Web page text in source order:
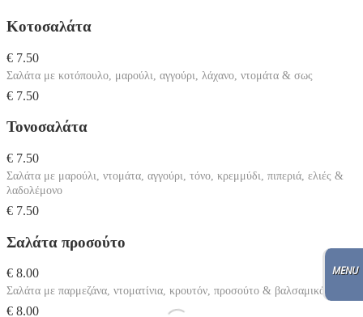
Κοτοσαλάτα
€ 7.50
Σαλάτα με κοτόπουλο, μαρούλι, αγγούρι, λάχανο, ντομάτα & σως
€ 7.50
Τονοσαλάτα
€ 7.50
Σαλάτα με μαρούλι, ντομάτα, αγγούρι, τόνο, κρεμμύδι, πιπεριά, ελιές &
λαδολέμονο
€ 7.50
Σαλάτα προσούτο
€ 8.00
Σαλάτα με παρμεζάνα, ντοματίνια, κρουτόν, προσούτο & βαλσαμικό
€ 8.00